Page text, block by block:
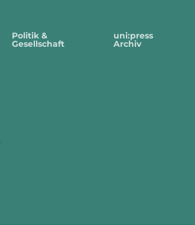
Politik &
Gesellschaft
uni:press
Archiv